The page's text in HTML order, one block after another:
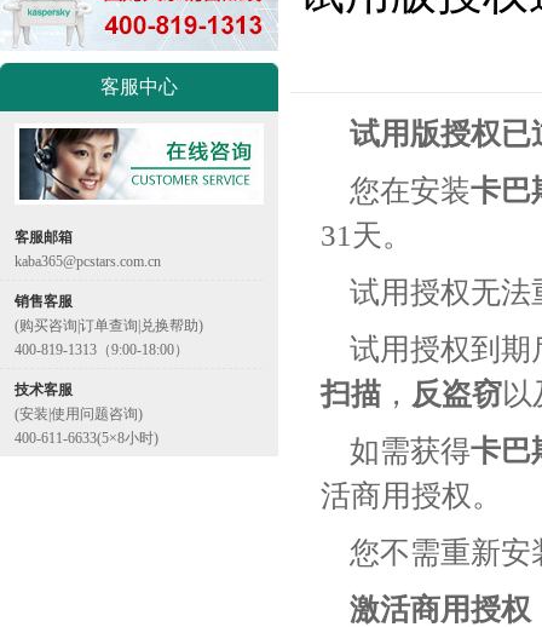
客服中心
客服邮箱
kaba365@pcstars.com.cn
销售客服
(购买咨询|订单查询|兑换帮助)
400-819-1313（9:00-18:00）
技术客服
(安装|使用问题咨询)
400-611-6633(5×8小时)
试用版授权已
您在安装卡巴
31天。
试用授权无法
试用授权到期
扫描 ， 反盗窃以
如需获得卡巴
活商用授权。
您不需重新安
激活商用授权